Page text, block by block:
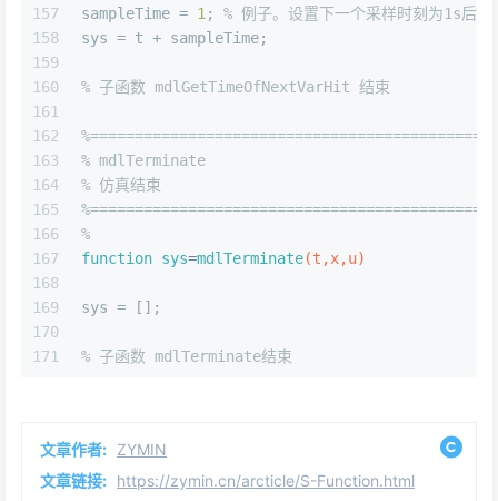
157
158
159
160
161
162
163
164
165
166
167
168
169
170
171
sampleTime = 1 ; % 例子。设置下一个采样时刻为1s后
sys = t + sampleTime;
% 子函数 mdlGetTimeOfNextVarHit 结束
% mdlTerminate
% 仿真结束
%
function sys=mdlTerminate(t,x,u)
sys = [];
% 子函数 mdlTerminate结束
文章作者: ZYMIN
文章链接: https://zymin.cn/arcticle/S-Function.html